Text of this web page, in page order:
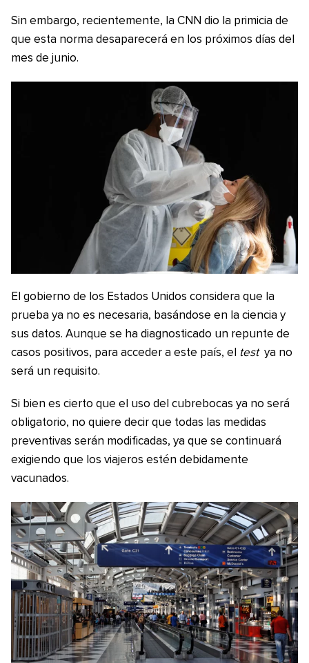
Sin embargo, recientemente, la CNN dio la primicia de
que esta norma desaparecerá en los próximos días del
mes de junio.
El gobierno de los Estados Unidos considera que la
prueba ya no es necesaria, basándose en la ciencia y
sus datos. Aunque se ha diagnosticado un repunte de
casos positivos, para acceder a este país, el
test ya no
será un requisito.
Si bien es cierto que el uso del cubrebocas ya no será
obligatorio, no quiere decir que todas las medidas
preventivas serán modificadas, ya que se continuará
exigiendo que los viajeros estén debidamente
vacunados.